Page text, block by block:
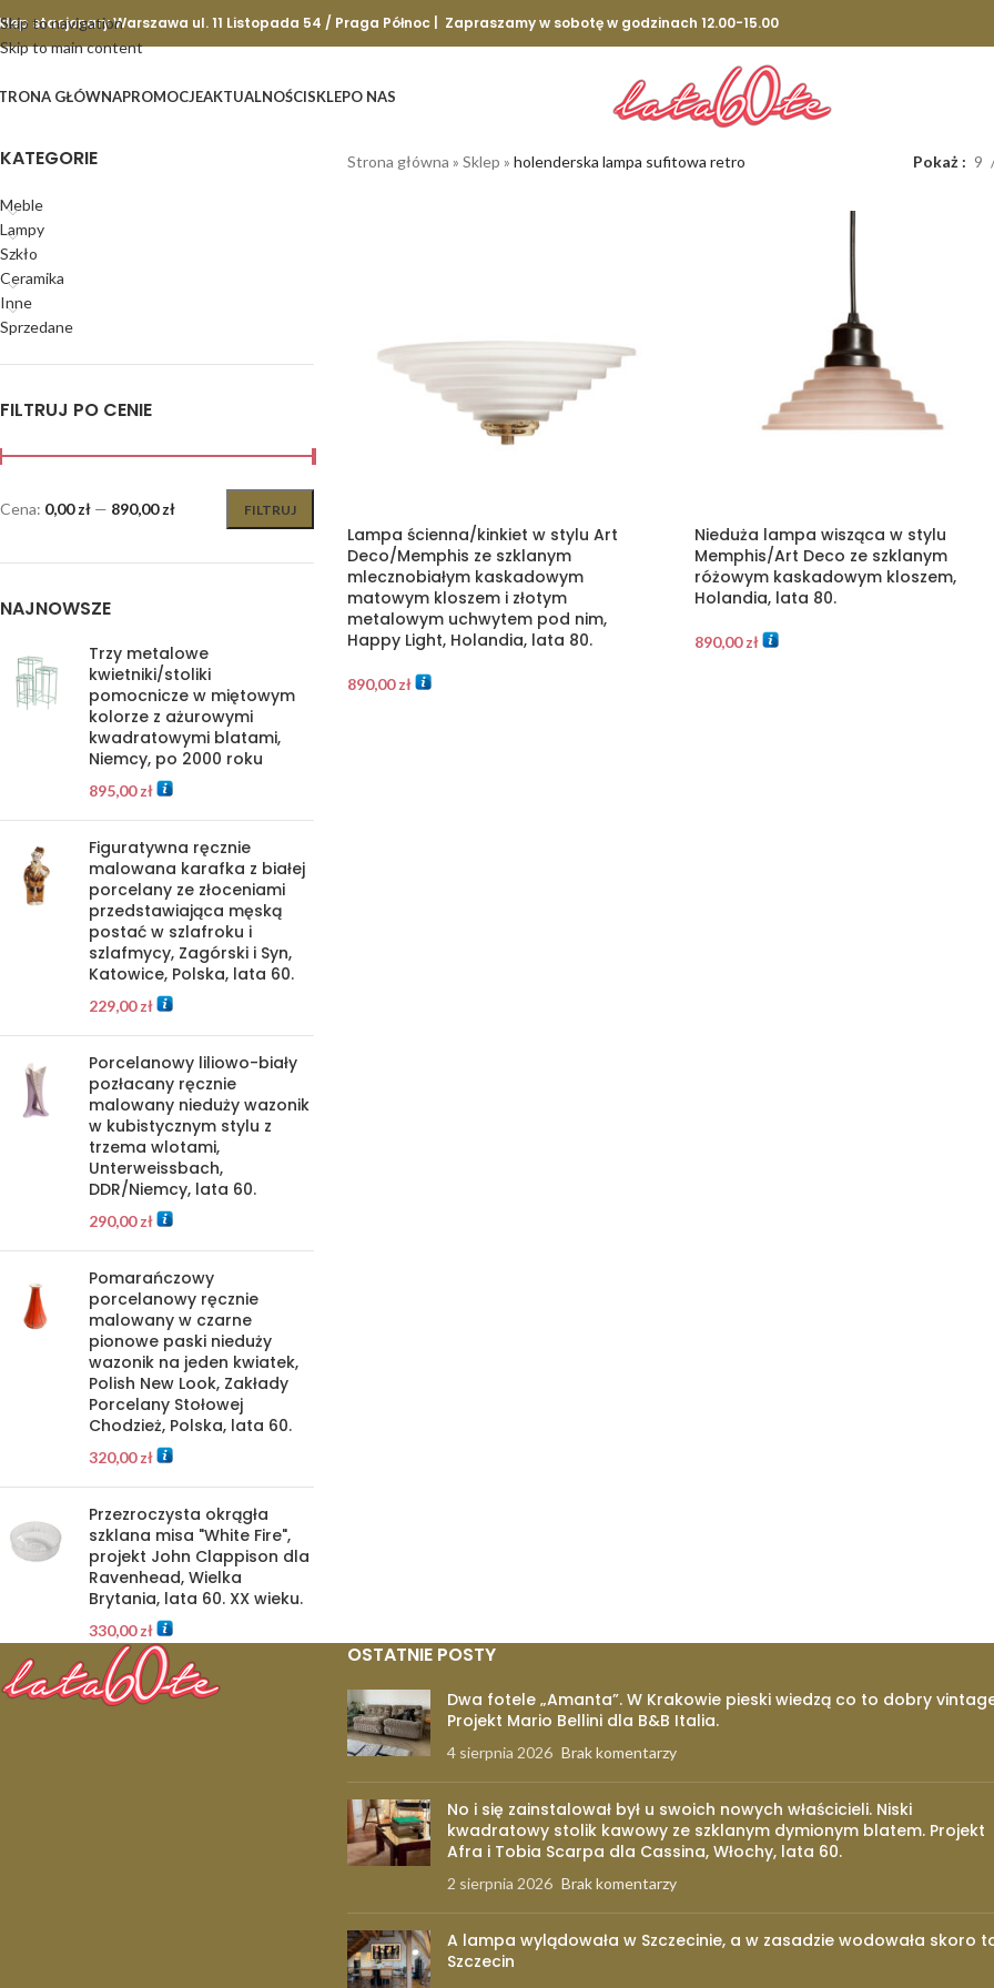
Skip to navigation
Skip to main content
stacjonary Warszawa ul. 11 Listopada 54 / Praga Północ | Zapraszamy w sobotę w godzinach 12.00-15.00
GŁÓWNAPROMOCJEAKTUALNOŚCISKLEPO NAS
KATEGORIE
Meble
Lampy
Szkło
Ceramika
Inne
Sprzedane
FILTRUJ PO CENIE
FILTRUJ
Cena: 0,00 zł — 890,00 zł
NAJNOWSZE
Trzy metalowe
kwietniki/stoliki
pomocnicze w miętowym
kolorze z ażurowymi
kwadratowymi blatami,
Niemcy, po 2000 roku
895,00zł
Figuratywna ręcznie
malowana karafka z białej
porcelany ze złoceniami
przedstawiająca męską
postać w szlafroku i
szlafmycy, Zagórski i Syn,
Katowice, Polska, lata 60.
229,00zł
Porcelanowy liliowo-biały
pozłacany ręcznie
malowany nieduży wazonik
w kubistycznym stylu z
trzema wlotami,
Unterweissbach,
DDR/Niemcy, lata 60.
290,00zł
Pomarańczowy
porcelanowy ręcznie
malowany w czarne
pionowe paski nieduży
wazonik na jeden kwiatek,
Polish New Look, Zakłady
Porcelany Stołowej
Chodzież, Polska, lata 60.
320,00zł
Przezroczysta okrągła
szklana misa "White Fire",
projekt John Clappison dla
Ravenhead, Wielka
Brytania, lata 60. XX wieku.
330,00zł
Strona główna » Sklep » holenderska lampa sufitowa retro Pokaż 9
Lampa ścienna/kinkiet w stylu Art
Deco/Memphis ze szklanym
mlecznobiałym kaskadowym
matowym kloszem i złotym
metalowym uchwytem pod nim,
Happy Light, Holandia, lata 80.
890,00zł
Nieduża lampa wisząca w stylu
Memphis/Art Deco ze szklanym
różowym kaskadowym kloszem,
Holandia, lata 80.
890,00zł
OSTATNIE POSTY
Dwa fotele „Amanta”. W Krakowie pieski wiedzą co to dobry
Projekt Mario Bellini dla B&B Italia.
4 sierpnia 2026 Brak komentarzy
No i się zainstalował był u swoich nowych właścicieli. Niski
kwadratowy stolik kawowy ze szklanym dymionym blatem. Projekt
Afra i Tobia Scarpa dla Cassina, Włochy, lata 60.
2 sierpnia 2026 Brak komentarzy
A lampa wylądowała w Szczecinie, a w zasadzie wodowała skoro
Szczecin